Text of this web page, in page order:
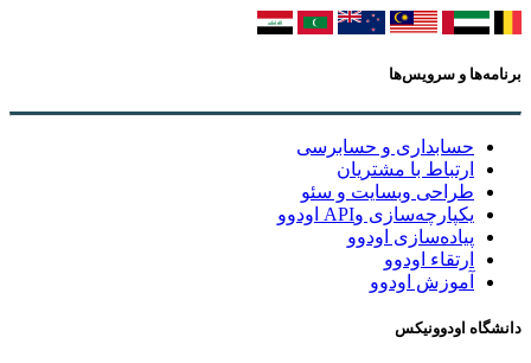
برنامه‌ها و سرویس‌ها
حسابداری و حسابرسی
ارتباط با مشتریان
طراحی وبسایت و سئو
یکپارچه‌سازی وAPI اودوو
پیاده‌سازی اودوو
ارتقاء اودوو
آموزش اودوو
دانشگاه اودوونیکس